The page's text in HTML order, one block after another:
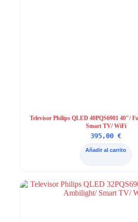
Televisor Philips QLED 40PQS6901 40″/
Smart TV/ WiFi
395,00€
Añadir al carrito